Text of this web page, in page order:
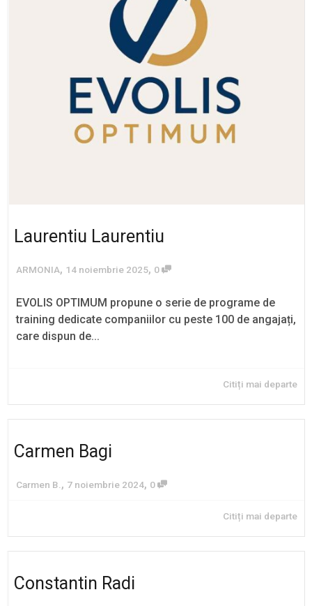
Laurentiu Laurentiu
ARMONIA, 14 noiembrie 2025, 0
EVOLIS OPTIMUM propune o serie de programe de
training dedicate companiilor cu peste 100 de angajați,
care dispun de...
Citiți mai departe
Carmen Bagi
Carmen B. , 7 noiembrie 2024, 0
Citiți mai departe
Constantin Radi